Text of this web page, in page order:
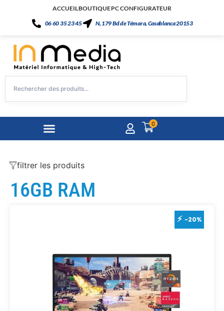
ACCUEILBOUTIQUEPC CONFIGURATEUR
06 60 35 23 45
N, 179 Bd de Témara, Casablanca 20153
0
filtrer les produits
16GB RAM
-20%